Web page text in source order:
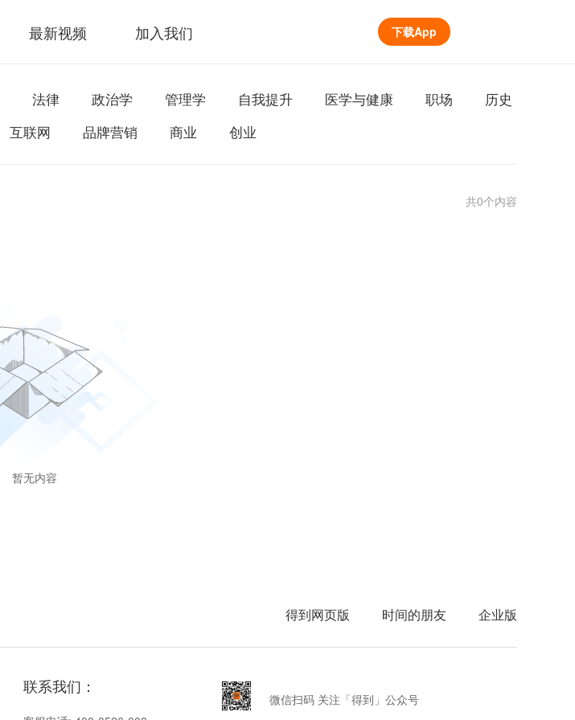
最新视频 加入我们 下载App
法律 政治学 管理学 自我提升 医学与健康 职场
历史
互联网 品牌营销 商业 创业
共0个内容
暂无内容
得到网页版 时间的朋友 企业版
联系我们：
微信扫码 关注「得到」公众号